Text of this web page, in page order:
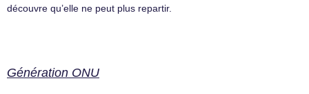
découvre qu’elle ne peut plus repartir.
Génération ONU